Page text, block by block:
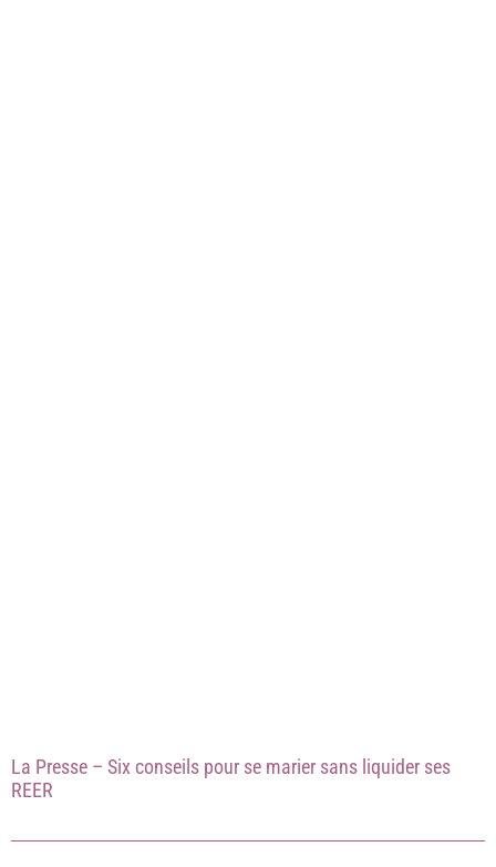
La Presse – Six conseils pour se marier sans liquider ses
REER